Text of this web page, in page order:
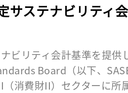
サステナビリティ
ビリティ会計基準を提
Board（以下、
消費財II）セクターに